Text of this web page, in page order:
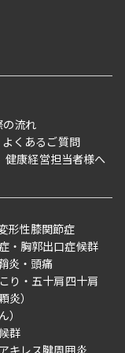
の流れ
よくあるご質問
健康経営担当者様へ
形性膝関節症
胸郭出口症候群
炎
頭痛
り
五十肩四十肩
炎）
群